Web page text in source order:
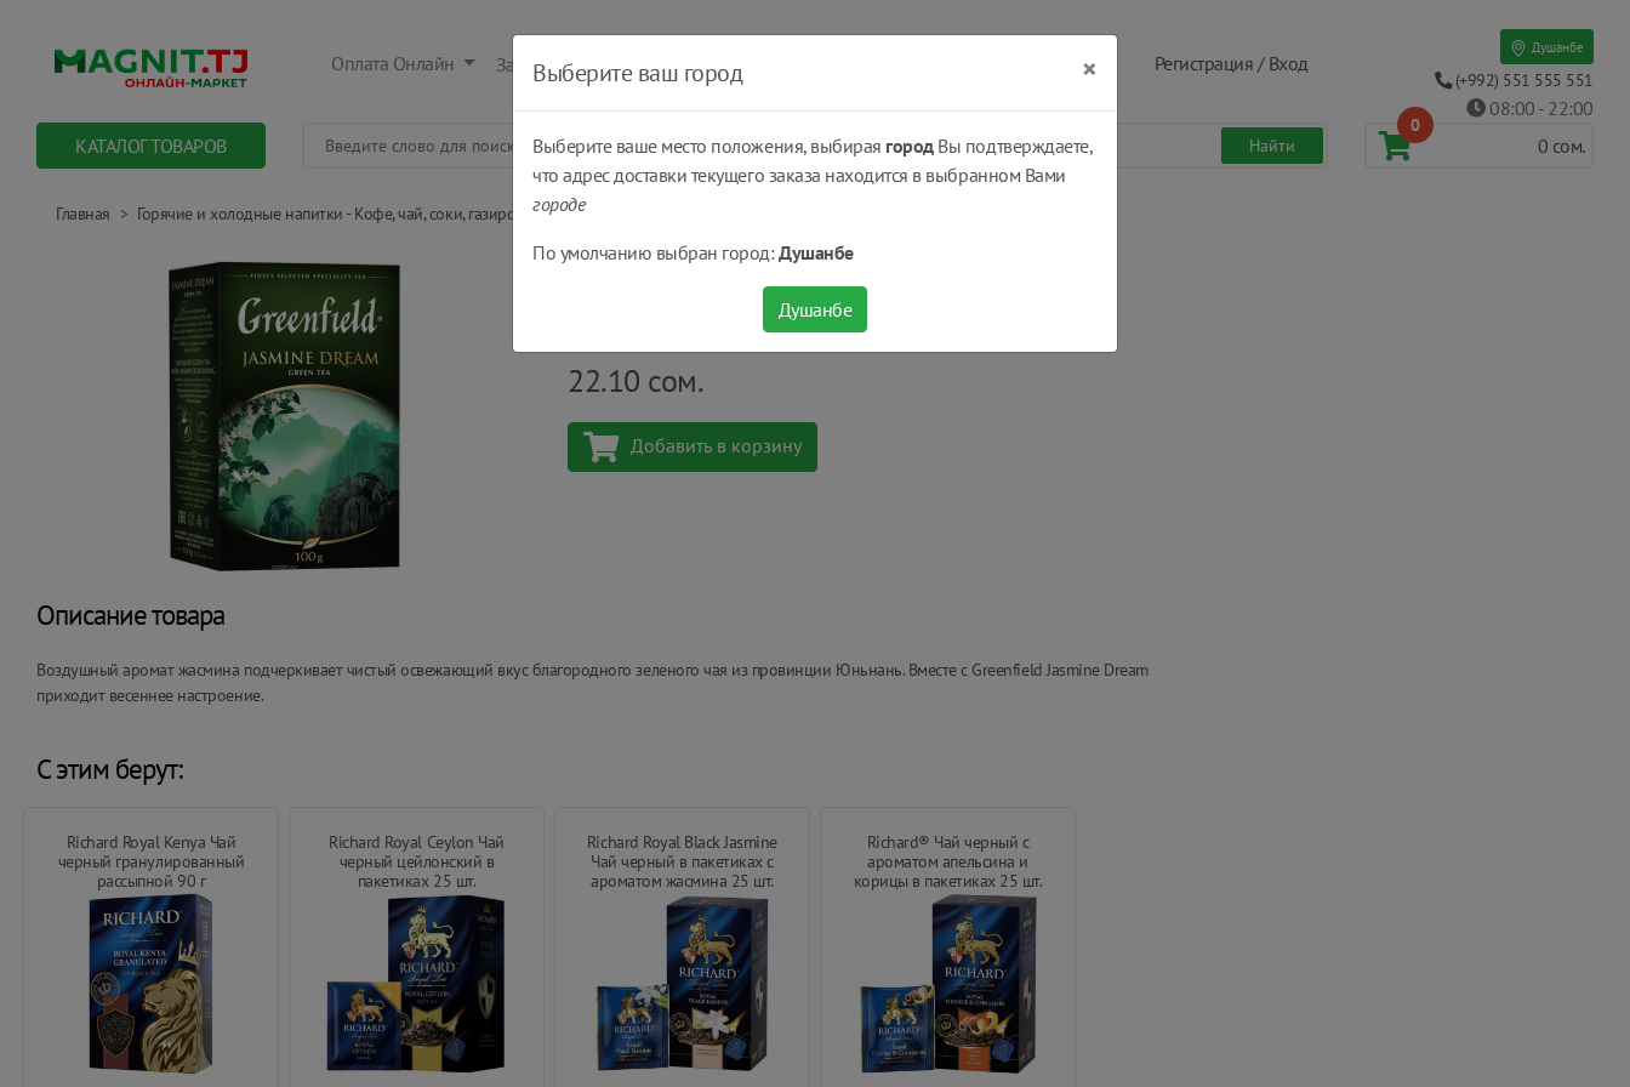
Оплата Онлайн Заказать Оплатить Получить Регистрация / Вход
Душанбе
(+992) 551 555 551
08:00 - 22:00
КАТАЛОГ ТОВАРОВ
0
0 сом.
Главная Горячие и холодные напитки - Кофе, чай, соки, газировки... Чай
Чай зеленый Greenfield® Jasmine Dream 100 г
шт
22.10 сом.
Добавить в корзину
Описание товара
Воздушный аромат жасмина подчеркивает чистый освежающий вкус благородного зеленого чая из провинции Юньнань. Вместе с Greenfield Jasmine Dream
приходит весеннее настроение.
С этим берут:
Richard Royal Kenya Чай
черный гранулированный
рассыпной 90 г
Richard Royal Ceylon Чай
черный цейлонский в
пакетиках 25 шт.
Richard Royal Black Jasmine
Чай черный в пакетиках с
ароматом жасмина 25 шт.
Richard® Чай черный с
ароматом апельсина и
корицы в пакетиках 25 шт.
Выберите ваш город ×
Выберите ваше место положения, выбирая городВы подтверждаете,
что адрес доставки текущего заказа находится в выбранном Вами
городе
По умолчанию выбран город:Душанбе
Душанбе